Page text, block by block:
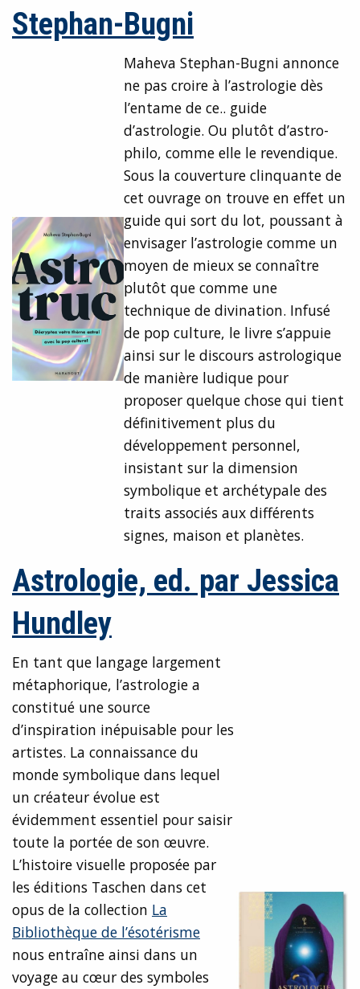
Stephan-Bugni
Maheva Stephan-Bugni annonce
ne pas croire à l’astrologie dès
l’entame de ce.. guide
d’astrologie. Ou plutôt d’astro-
philo, comme elle le revendique.
Sous la couverture clinquante de
cet ouvrage on trouve en effet un
guide qui sort du lot, poussant à
envisager l’astrologie comme un
moyen de mieux se connaître
plutôt que comme une
technique de divination. Infusé
de pop culture, le livre s’appuie
ainsi sur le discours astrologique
de manière ludique pour
proposer quelque chose qui tient
définitivement plus du
développement personnel,
insistant sur la dimension
symbolique et archétypale des
traits associés aux différents
signes, maison et planètes.
Astrologie, ed. par Jessica
Hundley
En tant que langage largement
métaphorique, l’astrologie a
constitué une source
d’inspiration inépuisable pour les
artistes. La connaissance du
monde symbolique dans lequel
un créateur évolue est
évidemment essentiel pour saisir
toute la portée de son œuvre.
L’histoire visuelle proposée par
les éditions Taschen dans cet
opus de la collection La
Bibliothèque de l’ésotérisme
nous entraîne ainsi dans un
voyage au cœur des symboles